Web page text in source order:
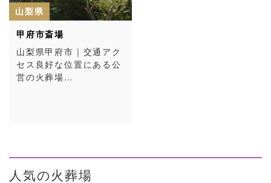
山梨県
甲府市斎場
山梨県甲府市｜交通アク
セス良好な位置にある公
営の火葬場…
人気の火葬場